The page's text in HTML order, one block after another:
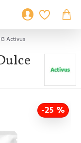
Activus
-25 %